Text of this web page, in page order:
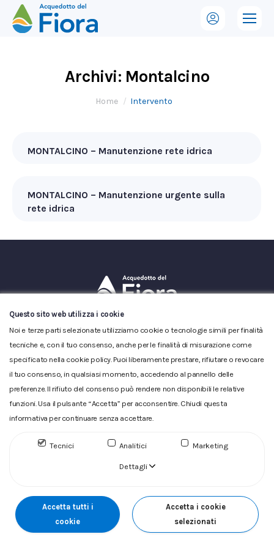
Archivi: Montalcino
Tu sei qui:
Home Intervento
MONTALCINO – Manutenzione rete idrica
MONTALCINO – Manutenzione urgente sulla
rete idrica
Glossario|Privacy|Cookie
Accessibilità |Copyright
ACQUEDOTTO DEL FIORA S.p.A. Numero d'iscrizione e Codice
fiscale 00304790538 (P.IVA) già iscritta al n.10.029 - Capitale
Sociale Euro 1.730.520,00 i.v
Questo sito web utilizza i cookie
Noi e terze parti selezionate utilizziamo cookie o tecnologie simili per finalità
tecniche e, con il tuo consenso, anche per le finalità di misurazione come
specificato nella cookie policy. Puoi liberamente prestare, rifiutare o revocare
il tuo consenso, in qualsiasi momento, accedendo al pannello delle
preferenze. Il rifiuto del consenso può rendere non disponibili le relative
funzioni. Usa il pulsante “Accetta” per acconsentire. Chiudi questa
informativa per continuare senza accettare.
Tecnici Analitici Marketing
Dettagli
Accetta tutti i
cookie
Accetta i cookie
selezionati